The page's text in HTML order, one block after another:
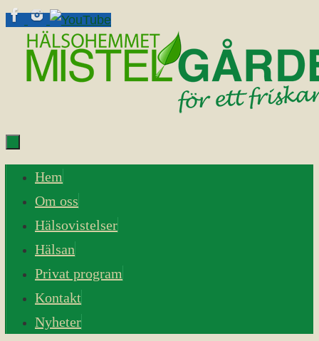
Skip
content
Skip
content
Hem
Om oss
Hälsovistelser
Hälsan
Privat program
Kontakt
Nyheter